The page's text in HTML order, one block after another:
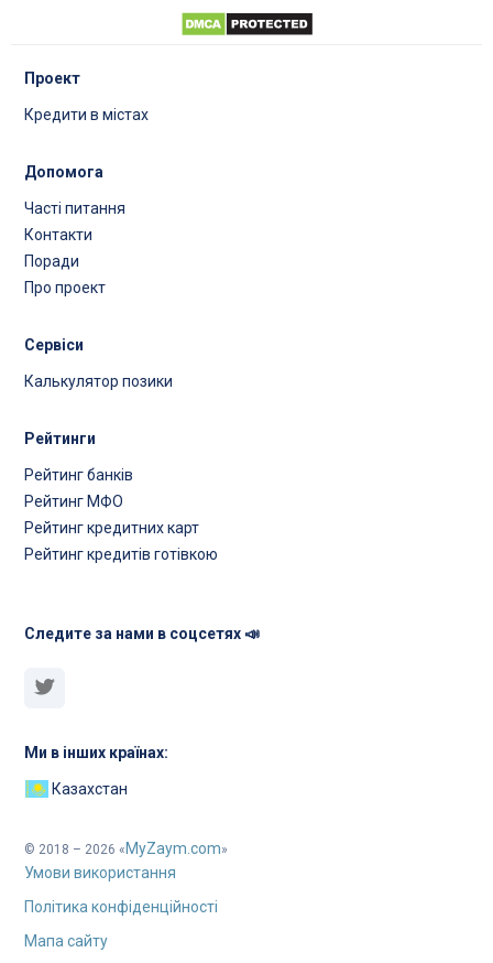
Проект
Кредити в містах
Допомога
Часті питання
Контакти
Поради
Про проект
Сервіси
Калькулятор позики
Рейтинги
Рейтинг банків
Рейтинг МФО
Рейтинг кредитних карт
Рейтинг кредитів готівкою
Следите за нами в соцсетях 📣
Ми в інших країнах:
Казахстан
© 2018 – 2026 « MyZaym.com»
Умови використання
Політика конфіденційності
Мапа сайту